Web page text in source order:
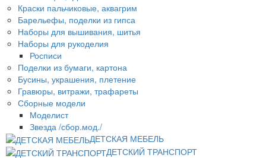
Краски пальчиковые, аквагрим
Барельефы, поделки из гипса
Наборы для вышивания, шитья
Наборы для рукоделия
Росписи
Поделки из бумаги, картона
Бусины, украшения, плетение
Гравюры, витражи, трафареты
Сборные модели
Моделист
Звезда /сбор.мод./
ДЕТСКАЯ МЕБЕЛЬ
ДЕТСКИЙ ТРАНСПОРТ